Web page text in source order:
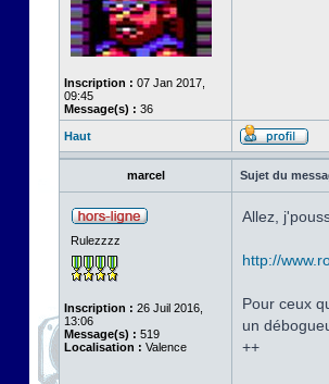
Inscription : 07 Jan 2017,
09:45
Message(s) : 36
Haut
marcel Sujet du
Rulezzzz
Inscription : 26 Juil 2016,
13:06
Message(s) : 519
Localisation : Valence
Allez,
http://
Pour ceux
un
++